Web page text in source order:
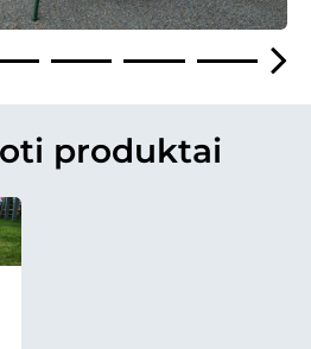
produktai